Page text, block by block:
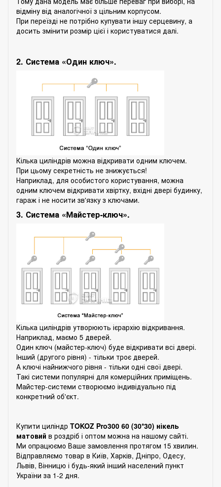
відміну від аналогічної з цільним корпусом.
При переїзді не потрібно купувати іншу серцевину, а
досить змінити розмір цієї і користуватися далі.
2. Система «Один ключ».
Кілька циліндрів можна відкривати одним ключем.
При цьому секретність не знижується!
Наприклад, для особистого користування, можна
одним ключем відкривати хвіртку, вхідні двері будинку,
гараж і не носити зв'язку з ключами.
3. Система «Майстер-ключ».
Кілька циліндрів утворюють ієрархію відкривання.
Наприклад, маємо 5 дверей.
Один ключ (майстер-ключ) буде відкривати всі двері.
Інший (другого рівня) - тільки троє дверей.
А ключі найнижчого рівня - тільки одні свої двері.
Такі системи популярні для комерційних приміщень.
Майстер-системи створюємо індивідуально під
конкретний об'єкт.
Купити циліндр TOKOZ Pro300 60 (30*30) нікель
матовий в роздріб і оптом можна на нашому сайті.
Ми опрацюємо Ваше замовлення протягом 15 хвилин.
Відправляємо товар в Київ, Харків, Дніпро, Одесу,
Львів, Вінницю і будь-який інший населений пункт
України за 1-2 дня.